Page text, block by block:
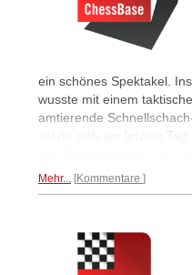
ein schönes Spektakel.
wusste mit einem
amtierende
setzte sich am letzten
Mehr... Kommentare